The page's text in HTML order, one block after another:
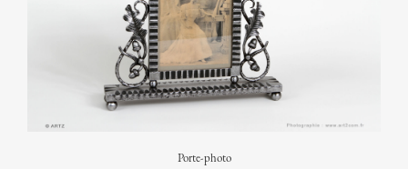
Porte-photo